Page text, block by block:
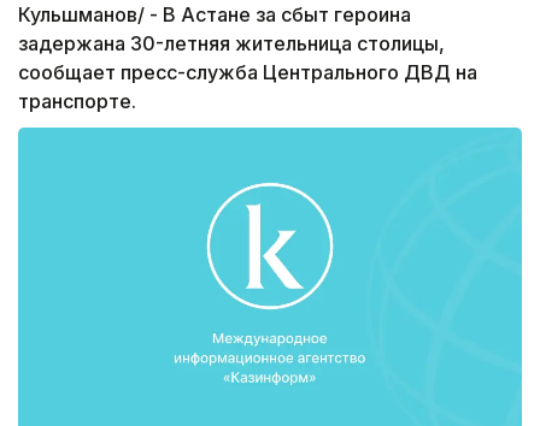
Кульшманов/ - В Астане за сбыт героина
задержана 30-летняя жительница столицы,
сообщает пресс-служба Центрального ДВД на
транспорте.